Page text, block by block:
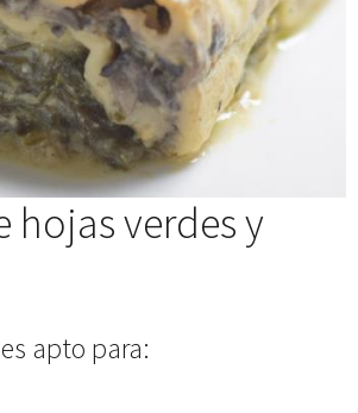
hojas verdes y
apto para: